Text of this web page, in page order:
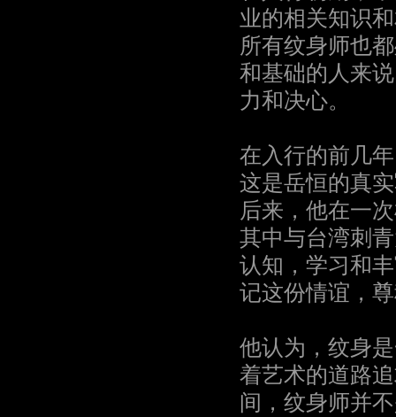
业的相关知识
所有纹身师也
和基础的人来
力和决心。
在入行的前几
这是岳恒的真
后来，他在一
其中与台湾刺
认知，学习和
记这份情谊，
他认为，纹身
着艺术的道路
间，纹身师并